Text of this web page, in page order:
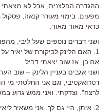
ההגדרה הפלצנית, אבל לא
מפעים. בימוי מעורר קנאה, פסקול
כדאי מאוד מאוד.
ושני דברים נוספים שעל ליבי,
1. האם הלינק לביקורת של יאיר
אם כן, אז שוב יצאתי דביל…
ושני אגבים בעניין הלינק – שוב
רטרואקטיבי, וגם אני החלטתי מי
לרצח". וצדקתי. ואני ממש גרוע
2. איתן, היי גם לך. אני משאיר